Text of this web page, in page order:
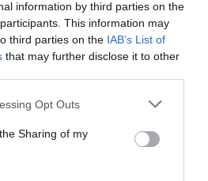
information by third parties on the
This information may
third parties on the IAB’s List of
that may further disclose it to other
Opt Outs
Sharing of my
το Culturenow.gr
Άρθρα